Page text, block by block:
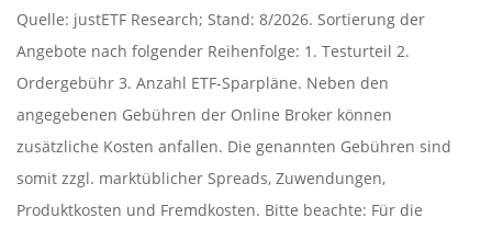
Quelle: justETF Research; Stand: 8/2026. Sortierung der
Angebote nach folgender Reihenfolge: 1. Testurteil 2.
Ordergebühr 3. Anzahl ETF-Sparpläne. Neben den
angegebenen Gebühren der Online Broker können
zusätzliche Kosten anfallen. Die genannten Gebühren sind
somit zzgl. marktüblicher Spreads, Zuwendungen,
Produktkosten und Fremdkosten. Bitte beachte: Für die